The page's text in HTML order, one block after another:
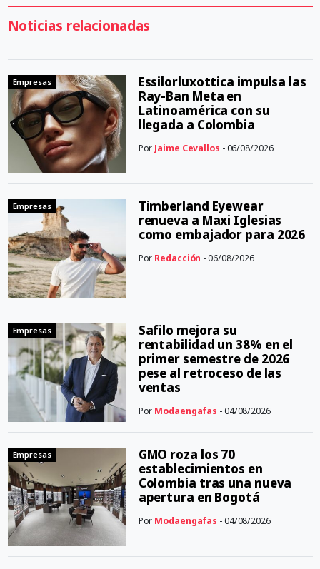
Noticias relacionadas
Empresas
Essilorluxottica impulsa las
Ray-Ban Meta en
Latinoamérica con su
llegada a Colombia
Por Jaime Cevallos - 06/08/2026
Empresas
Timberland Eyewear
renueva a Maxi Iglesias
como embajador para 2026
Por Redacción - 06/08/2026
Empresas
Safilo mejora su
rentabilidad un 38% en el
primer semestre de 2026
pese al retroceso de las
ventas
Por Modaengafas - 04/08/2026
Empresas
GMO roza los 70
establecimientos en
Colombia tras una nueva
apertura en Bogotá
Por Modaengafas - 04/08/2026